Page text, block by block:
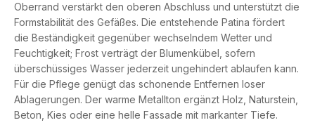
Oberrand verstärkt den oberen Abschluss und unterstützt die
Formstabilität des Gefäßes. Die entstehende Patina fördert
die Beständigkeit gegenüber wechselndem Wetter und
Feuchtigkeit; Frost verträgt der Blumenkübel, sofern
überschüssiges Wasser jederzeit ungehindert ablaufen kann.
Für die Pflege genügt das schonende Entfernen loser
Ablagerungen. Der warme Metallton ergänzt Holz, Naturstein,
Beton, Kies oder eine helle Fassade mit markanter Tiefe.